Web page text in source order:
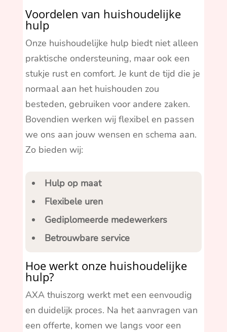
Voordelen van huishoudelijke
hulp
Onze huishoudelijke hulp biedt niet alleen
praktische ondersteuning, maar ook een
stukje rust en comfort. Je kunt de tijd die je
normaal aan het huishouden zou
besteden, gebruiken voor andere zaken.
Bovendien werken wij flexibel en passen
we ons aan jouw wensen en schema aan.
Zo bieden wij:
Hulp op maat
Flexibele uren
Gediplomeerde medewerkers
Betrouwbare service
Hoe werkt onze huishoudelijke
hulp?
AXA thuiszorg werkt met een eenvoudig
en duidelijk proces. Na het aanvragen van
een offerte, komen we langs voor een